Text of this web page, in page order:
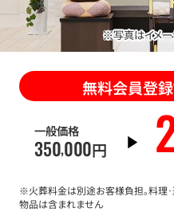
※写真はイメー
無料会員登
一般価格
350,000円
※火葬料金は別途お客様負担。料理･
物品は含まれません